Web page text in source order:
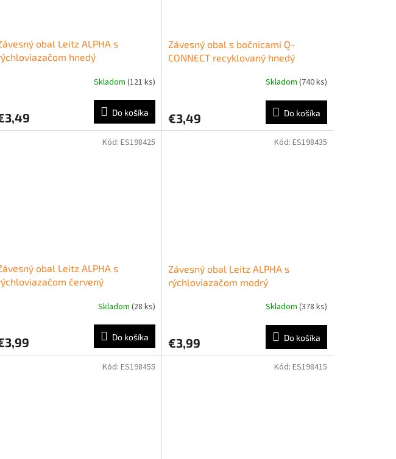
obal Leitz ALPHA s
hnedý
Skladom (121 ks)
Do košíka
Závesný obal s bočnicami Q-
CONNECT recyklovaný hnedý
Skladom (740 ks)
€3,49 Do košíka
obal Leitz ALPHA s
červený
Skladom (28 ks)
Do košíka
Kód: ES198425
Závesný obal Leitz ALPHA s
rýchloviazačom modrý
Skladom (378 ks)
€3,99 Do košíka
Kód: ES198435
Kód: ES198455 Kód: ES198415